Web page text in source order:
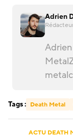
Adrien
Tags : Death Metal
ACTU DEATH